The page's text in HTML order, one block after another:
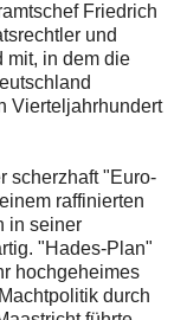
Friedrich
und
mit, in dem die
Vierteljahrhundert
scherzhaft "Euro-
raffinierten
in seiner
"Hades-Plan"
hochgeheimes
durch